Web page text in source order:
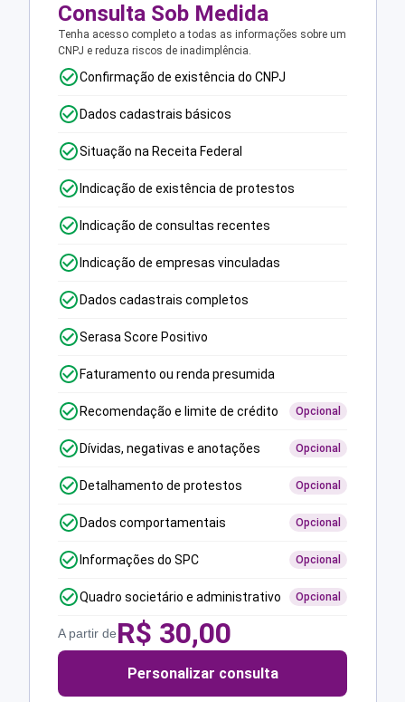
Consulta Sob Medida
Tenha acesso completo a todas as informações sobre um
CNPJ e reduza riscos de inadimplência.
Confirmação de existência do CNPJ
Dados cadastrais básicos
Situação na Receita Federal
Indicação de existência de protestos
Indicação de consultas recentes
Indicação de empresas vinculadas
Dados cadastrais completos
Serasa Score Positivo
Faturamento ou renda presumida
Recomendação e limite de crédito Opcional
Dívidas, negativas e anotações Opcional
Detalhamento de protestos Opcional
Dados comportamentais Opcional
Informações do SPC Opcional
Quadro societário e administrativo Opcional
A partir deR$ 30,00
Personalizar consulta